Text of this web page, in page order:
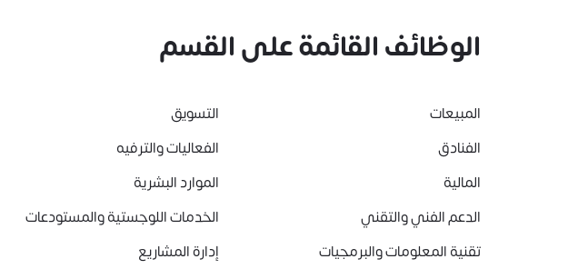
الوظائف القائمة على القسم
المبيعات التسويق
الفنادق
الفعاليات والترفيه
المالية
الموارد البشرية
الدعم الفني والتقني
الخدمات اللوجستية والمستودعات
تقنية المعلومات والبرمجيات
إدارة المشاريع